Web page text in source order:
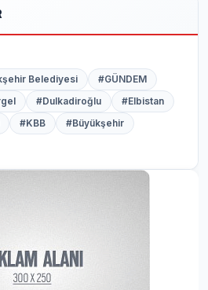
Belediyesi
#GÜNDEM
#Dulkadiroğlu
#Elbistan
#KBB
#Büyükşehir